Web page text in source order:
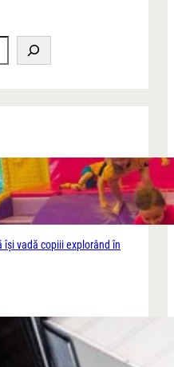
își vadă copiii explorând în